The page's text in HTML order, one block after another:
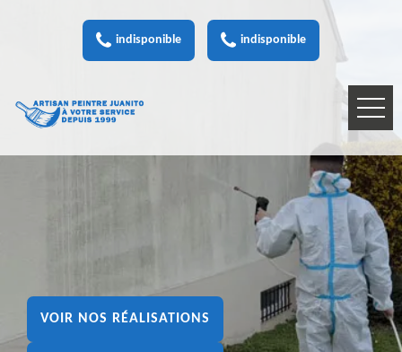
indisponible indisponible
VOIR NOS RÉALISATIONS